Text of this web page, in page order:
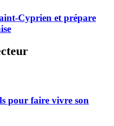
Cyprien et prépare
pour faire vivre son